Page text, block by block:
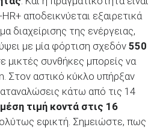
αποδεικνύεται εξαιρετικά
διαχείρισης της ενέργειας,
με μία φόρτιση σχεδόν 550
μικτές συνθήκες μπορείς να
Στον αστικό κύκλο υπήρξαν
κάτω από τις 14
μέση τιμή κοντά στις 16
εφικτή. Σημειώστε, πως